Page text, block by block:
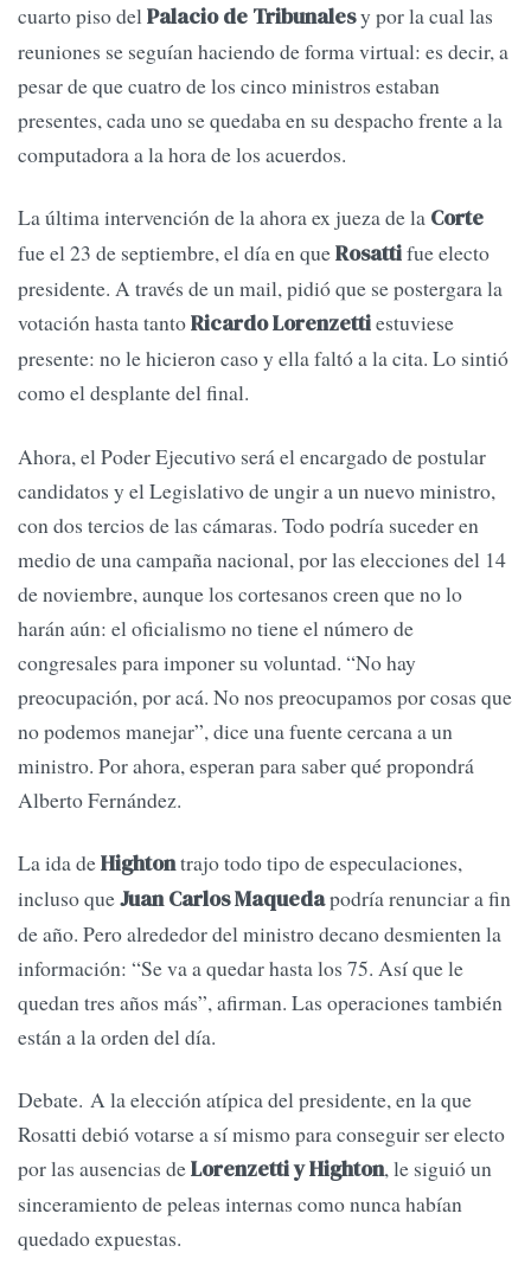
cuarto piso delPalacio de Tribunalesy por la cual las
reuniones se seguían haciendo de forma virtual: es decir, a
pesar de que cuatro de los cinco ministros estaban
presentes, cada uno se quedaba en su despacho frente a la
computadora a la hora de los acuerdos.
La última intervención de la ahora ex jueza de la Corte
fue el 23 de septiembre, el día en queRosattifue electo
presidente. A través de un mail, pidió que se postergara la
votación hasta tantoRicardo Lorenzettiestuviese
presente: no le hicieron caso y ella faltó a la cita. Lo sintió
como el desplante del final.
Ahora, el Poder Ejecutivo será el encargado de postular
candidatos y el Legislativo de ungir a un nuevo ministro,
con dos tercios de las cámaras. Todo podría suceder en
medio de una campaña nacional, por las elecciones del 14
de noviembre, aunque los cortesanos creen que no lo
harán aún: el oficialismo no tiene el número de
congresales para imponer su voluntad. “No hay
preocupación, por acá. No nos preocupamos por cosas que
no podemos manejar”, dice una fuente cercana a un
ministro. Por ahora, esperan para saber qué propondrá
Alberto Fernández.
La ida deHightontrajo todo tipo de especulaciones,
incluso queJuan Carlos Maquedapodría renunciar a fin
de año. Pero alrededor del ministro decano desmienten la
información: “Se va a quedar hasta los 75. Así que le
quedan tres años más”, afirman. Las operaciones también
están a la orden del día.
Debate. A la elección atípica del presidente, en la que
Rosatti debió votarse a sí mismo para conseguir ser electo
por las ausencias deLorenzetti y Highton, le siguió un
sinceramiento de peleas internas como nunca habían
quedado expuestas.